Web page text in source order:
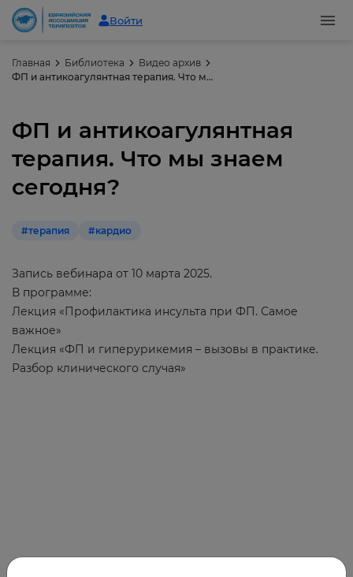
Войти
Главная Библиотека
Видео архив
ФП и антикоагулянтная терапия. Что мы знаем сегодня?
ФП и антикоагулянтная
терапия. Что мы знаем
сегодня?
#терапия #кардио
Запись вебинара от 10 марта 2025.
В программе:
Лекция «Профилактика инсульта при ФП. Самое
важное»
Лекция «ФП и гиперурикемия – вызовы в практике.
Разбор клинического случая»